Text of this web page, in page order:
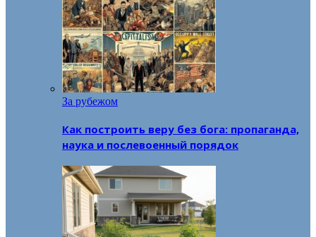
За рубежом
Как построить веру без бога: пропаганда,
наука и послевоенный порядок